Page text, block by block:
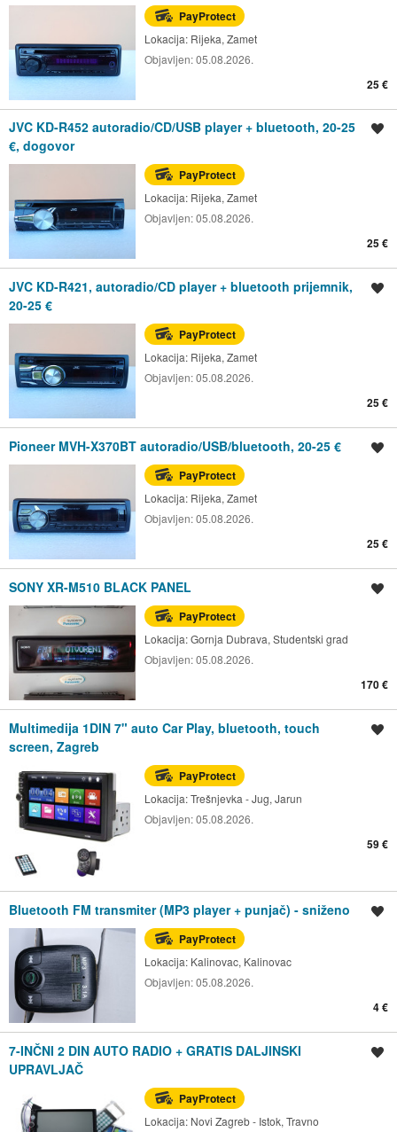
PayProtect
Lokacija: Rijeka, Zamet
Objavljen:05.08.2026.
25 €
JVC KD-R452 autoradio/CD/USB player + bluetooth, 20-25
€, dogovor
PayProtect
Lokacija: Rijeka, Zamet
Objavljen:05.08.2026.
25 €
JVC KD-R421, autoradio/CD player + bluetooth prijemnik,
20-25 €
PayProtect
Lokacija: Rijeka, Zamet
Objavljen:05.08.2026.
25 €
Pioneer MVH-X370BT autoradio/USB/bluetooth, 20-25 €
PayProtect
Lokacija: Rijeka, Zamet
Objavljen:05.08.2026.
25 €
SONY XR-M510 BLACK PANEL
PayProtect
Lokacija:Gornja Dubrava, Studentski grad
Objavljen:05.08.2026.
170 €
Multimedija 1DIN 7" auto Car Play, bluetooth, touch
screen, Zagreb
PayProtect
Lokacija:Trešnjevka - Jug, Jarun
Objavljen:05.08.2026.
59 €
Bluetooth FM transmiter (MP3 player + punjač) - sniženo
PayProtect
Lokacija: Kalinovac, Kalinovac
Objavljen:05.08.2026.
4 €
7-INČNI 2 DIN AUTO RADIO + GRATIS DALJINSKI
UPRAVLJAČ
PayProtect
Lokacija: Novi Zagreb - Istok, Travno